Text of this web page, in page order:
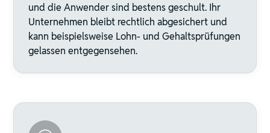
und die Anwender sind bestens geschult. Ihr
Unternehmen bleibt rechtlich abgesichert und
kann beispielsweise Lohn- und Gehaltsprüfungen
gelassen entgegensehen.